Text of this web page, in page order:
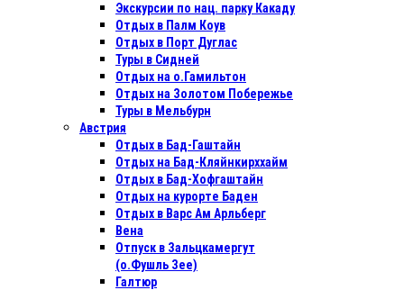
Экскурсии по нац. парку Какаду
Отдых в Палм Коув
Отдых в Порт Дуглас
Туры в Сидней
Отдых на о.Гамильтон
Отдых на Золотом Побережье
Туры в Мельбурн
Австрия
Отдых в Бад-Гаштайн
Отдых на Бад-Кляйнкирххайм
Отдых в Бад-Хофгаштайн
Отдых на курорте Баден
Отдых в Варс Ам Арльберг
Вена
Отпуск в Зальцкамергут
(о.Фушль Зее)
Галтюр